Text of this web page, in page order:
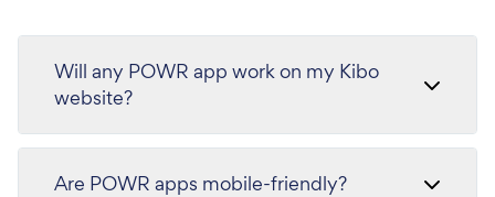
Will any POWR app work on my Kibo
website?
Are POWR apps mobile-friendly?